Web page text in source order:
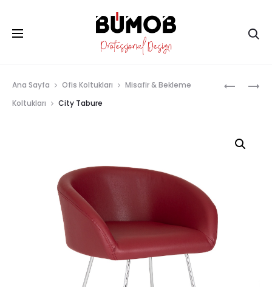
CRIPPA
Ana Sayfa Ofis Koltukları
Misafir & Bekleme
Koltukları
City Tabure